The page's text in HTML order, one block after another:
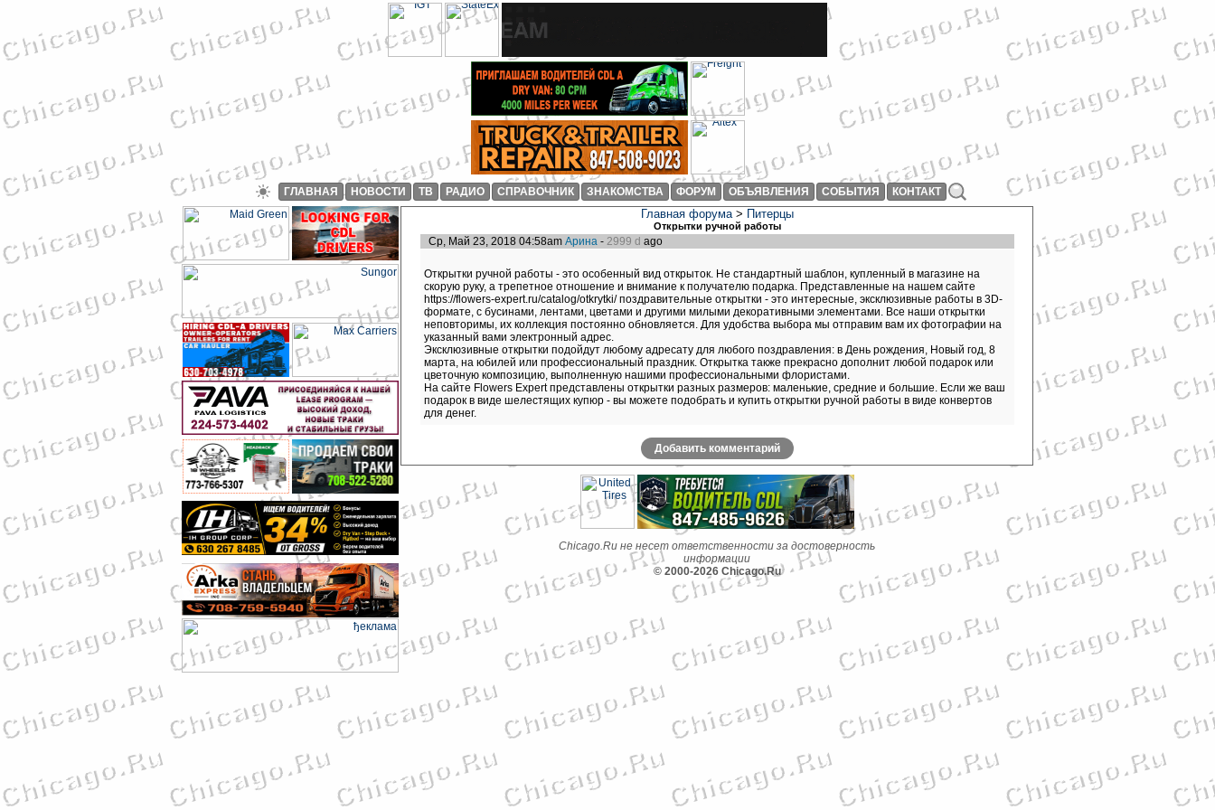
ГЛАВНАЯ НОВОСТИ ТВ РАДИО СПРАВОЧНИК ЗНАКОМСТВА ФОРУМ ОБЪЯВЛЕНИЯ СОБЫТИЯ КОНТАКТ
Главная форума> Питерцы
Открытки ручной работы
Ср, Май 23, 2018 04:58amАрина -2999 d ago
Открытки ручной работы - это особенный вид открыток. Не стандартный шаблон, купленный в магазине на
скорую руку, а трепетное отношение и внимание к получателю подарка. Представленные на нашем сайте
https://flowers-expert.ru/catalog/otkrytki/ поздравительные открытки - это интересные, эксклюзивные работы в 3D-
формате, с бусинами, лентами, цветами и другими милыми декоративными элементами. Все наши открытки
неповторимы, их коллекция постоянно обновляется. Для удобства выбора мы отправим вам их фотографии на
указанный вами электронный адрес.
Эксклюзивные открытки подойдут любому адресату для любого поздравления: в День рождения, Новый год, 8
марта, на юбилей или профессиональный праздник. Открытка также прекрасно дополнит любой подарок или
цветочную композицию, выполненную нашими профессиональными флористами.
На сайте Flowers Expert представлены открытки разных размеров: маленькие, средние и большие. Если же ваш
подарок в виде шелестящих купюр - вы можете подобрать и купить открытки ручной работы в виде конвертов
для денег.
Добавить комментарий
Chicago.Ru не несет ответственности за достоверность
информации
© 2000-2026 Chicago.Ru